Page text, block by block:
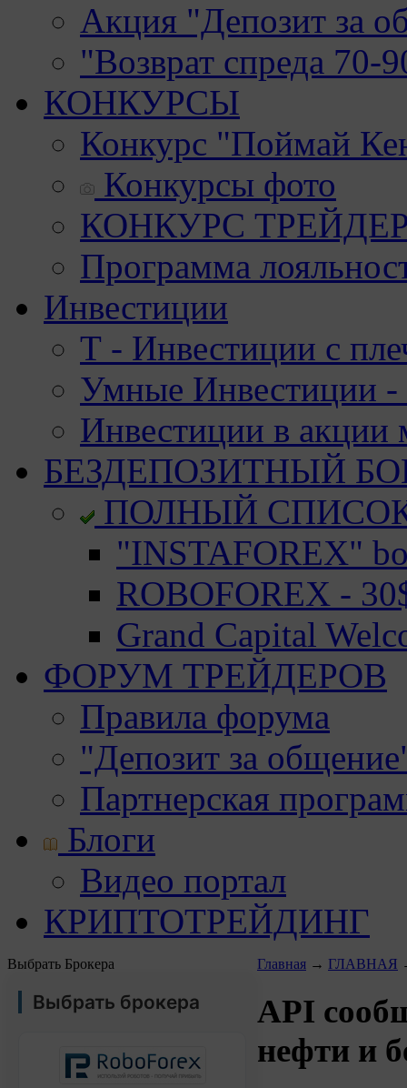
Акция "Депозит за
"Возврат спреда 70-
КОНКУРСЫ
Конкурс "Поймай
Конкурсы фото
КОНКУРС
Программа
Инвестиции
Т - Инвестиции с
Умные Инвестиции -
Инвестиции в акции
БЕЗДЕПОЗИТНЫЙ
ПОЛНЫЙ
"INSTAFOREX"
ROBOFOREX -
Grand Capital
ФОРУМ ТРЕЙДЕРОВ
Правила форума
"Депозит за
Партнерская
Блоги
Видео портал
КРИПТОТРЕЙДИНГ
Выбрать Брокера
Выбрать брокера
Главная → ГЛАВНАЯ
API
нефти и